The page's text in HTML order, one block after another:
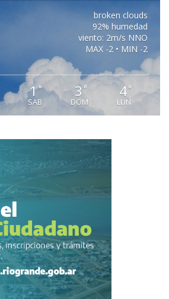
broken clouds
92% humedad
viento: 2m/s NNO
MAX -2 • MIN -2
1°
SAB
3 °
DOM
4°
LUN